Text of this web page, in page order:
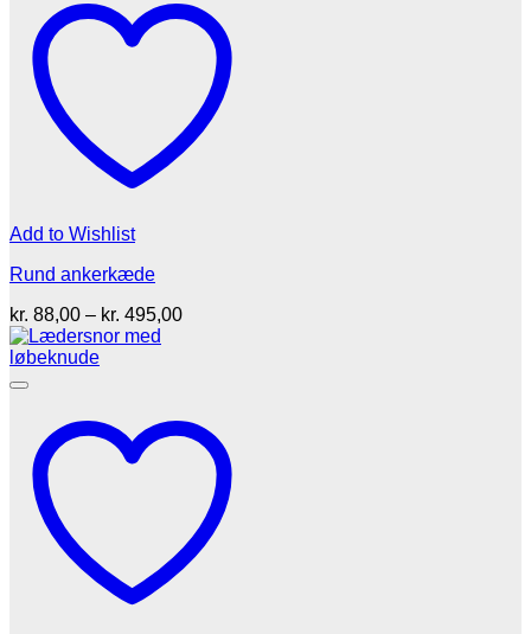
Add to Wishlist
Rund ankerkæde
kr. 88,00 – kr. 495,00Prisinterval: